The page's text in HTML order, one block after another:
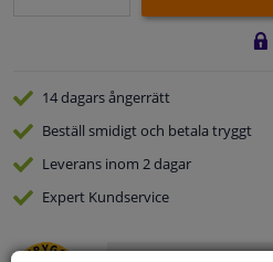
14 dagarsångerrätt
Beställ smidigt och betala tryggt
Leverans inom 2 dagar
Expert Kundservice